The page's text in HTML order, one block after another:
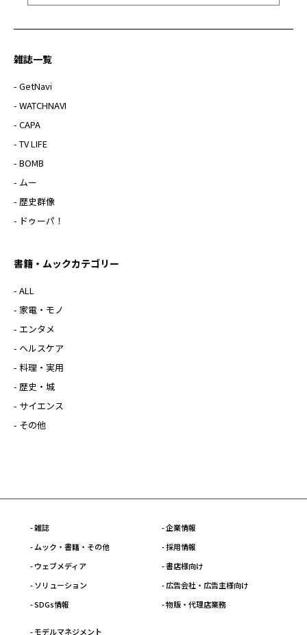
雑誌一覧
- GetNavi
- WATCHNAVI
- CAPA
- TV LIFE
- BOMB
- ムー
- 歴史群像
- ドゥーパ！
書籍・ムックカテゴリー
- ALL
- 家電・モノ
- エンタメ
- ヘルスケア
- 料理・実用
- 歴史・城
- サイエンス
- その他
- 雑誌
- ムック・書籍・その他
- ウェブメディア
- ソリューション
- SDGs情報
- 企業情報
- 採用情報
- 書店様向け
- 広告会社・広告主様向け
- 物販・代理店業務
- モデルマネジメント